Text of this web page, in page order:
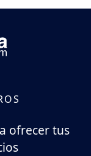
ofrecer tus